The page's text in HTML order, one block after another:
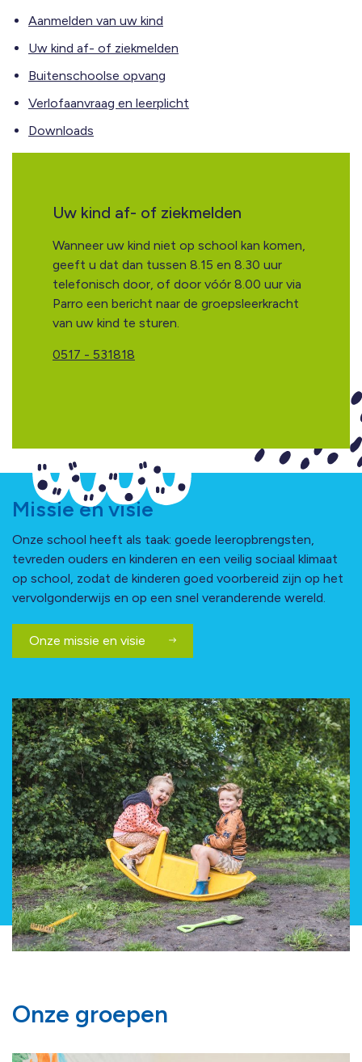
Aanmelden van uw kind
Uw kind af- of ziekmelden
Buitenschoolse opvang
Verlofaanvraag en leerplicht
Downloads
Uw kind af- of ziekmelden
Wanneer uw kind niet op school kan komen,
geeft u dat dan tussen 8.15 en 8.30 uur
telefonisch door, of door vóór 8.00 uur via
Parro een bericht naar de groepsleerkracht
van uw kind te sturen.
0517 - 531818
Missie en visie
Onze school heeft als taak: goede leeropbrengsten,
tevreden ouders en kinderen en een veilig sociaal klimaat
op school, zodat de kinderen goed voorbereid zijn op het
vervolgonderwijs en op een snel veranderende wereld.
Onze missie en visie
Onze groepen